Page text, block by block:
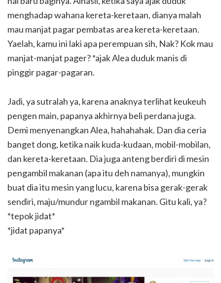
menghadap wahana kereta-keretaan, dianya malah
mau manjat pagar pembatas area kereta-keretaan.
Yaelah, kamu ini laki apa perempuan sih, Nak? Kok mau
manjat-manjat pager? *ajak Alea duduk manis di
pinggir pagar-pagaran.
Jadi, ya sutralah ya, karena anaknya terlihat keukeuh
pengen main, papanya akhirnya beli perdana juga.
Demi menyenangkan Alea, hahahahak. Dan dia ceria
banget dong, ketika naik kuda-kudaan, mobil-mobilan,
dan kereta-keretaan. Dia juga anteng berdiri di mesin
pengambil makanan (apa itu deh namanya), mungkin
buat dia itu mesin yang lucu, karena bisa gerak-gerak
sendiri, maju/mundur ngambil makanan. Gitu kali, ya?
*tepok jidat*
*jidat papanya*